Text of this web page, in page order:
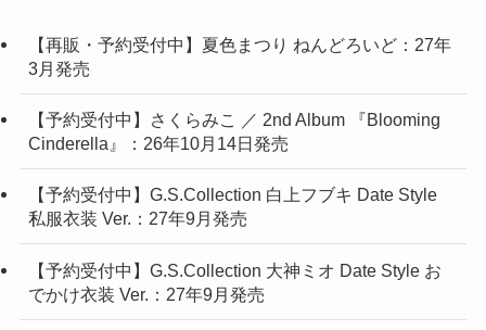
【再販・予約受付中】夏色まつり ねんどろいど：27年
3月発売
【予約受付中】さくらみこ ／ 2nd Album 『Blooming
Cinderella』：26年10月14日発売
【予約受付中】G.S.Collection 白上フブキ Date Style
私服衣装 Ver.：27年9月発売
【予約受付中】G.S.Collection 大神ミオ Date Style お
でかけ衣装 Ver.：27年9月発売